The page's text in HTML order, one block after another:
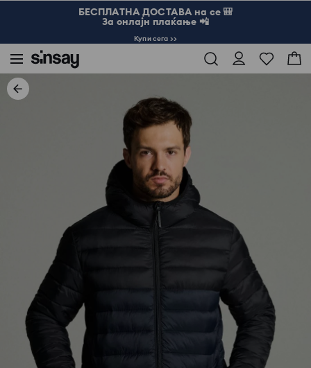
БЕСПЛАТНА ДОСТАВА на се 🎒
За онлајн плаќање 📲
Купи сега >>